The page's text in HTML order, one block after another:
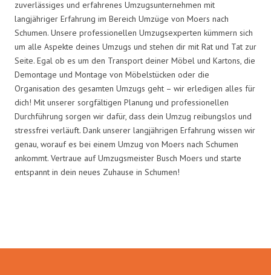
zuverlässiges und erfahrenes Umzugsunternehmen mit
langjähriger Erfahrung im Bereich Umzüge von Moers nach
Schumen. Unsere professionellen Umzugsexperten kümmern sich
um alle Aspekte deines Umzugs und stehen dir mit Rat und Tat zur
Seite. Egal ob es um den Transport deiner Möbel und Kartons, die
Demontage und Montage von Möbelstücken oder die
Organisation des gesamten Umzugs geht – wir erledigen alles für
dich! Mit unserer sorgfältigen Planung und professionellen
Durchführung sorgen wir dafür, dass dein Umzug reibungslos und
stressfrei verläuft. Dank unserer langjährigen Erfahrung wissen wir
genau, worauf es bei einem Umzug von Moers nach Schumen
ankommt. Vertraue auf Umzugsmeister Busch Moers und starte
entspannt in dein neues Zuhause in Schumen!